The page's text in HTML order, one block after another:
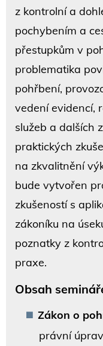
z kontrolní a
pochybením a
přestupkům v
problematika
pohřbení,
vedení evidencí,
služeb a dalších
praktických
na zkvalitnění
bude vytvořen
zkušeností s
zákoníku na
poznatky z
praxe.
Obsah
Zákon o
právní